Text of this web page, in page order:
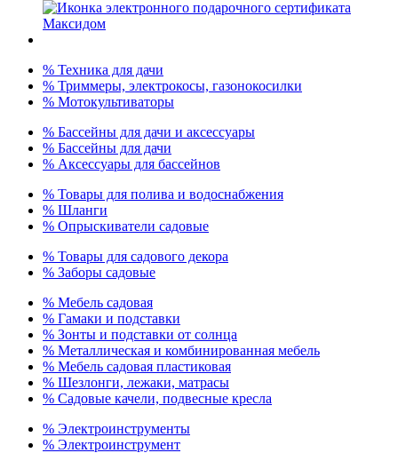
% Техника для дачи
% Триммеры, электрокосы, газонокосилки
% Мотокультиваторы
% Бассейны для дачи и аксессуары
% Бассейны для дачи
% Аксессуары для бассейнов
% Товары для полива и водоснабжения
% Шланги
% Опрыскиватели садовые
% Товары для садового декора
% Заборы садовые
% Мебель садовая
% Гамаки и подставки
% Зонты и подставки от солнца
% Металлическая и комбинированная мебель
% Мебель садовая пластиковая
% Шезлонги, лежаки, матрасы
% Садовые качели, подвесные кресла
% Электроинструменты
% Электроинструмент